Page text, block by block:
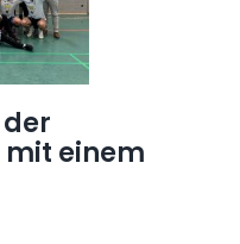
einem